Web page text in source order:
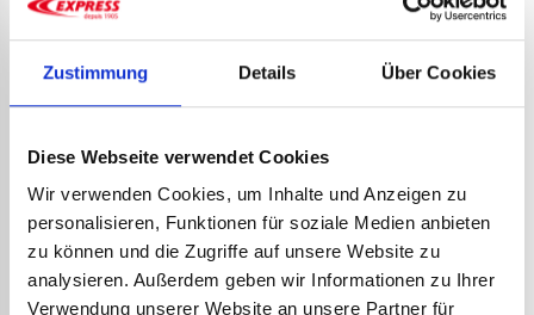
Zustimmung Details Über Cookies
Diese Webseite verwendet Cookies
Wir verwenden Cookies, um Inhalte und Anzeigen zu
personalisieren, Funktionen für soziale Medien anbieten
zu können und die Zugriffe auf unsere Website zu
analysieren. Außerdem geben wir Informationen zu Ihrer
Verwendung unserer Website an unsere Partner für
PRODUKTE
PARTNER